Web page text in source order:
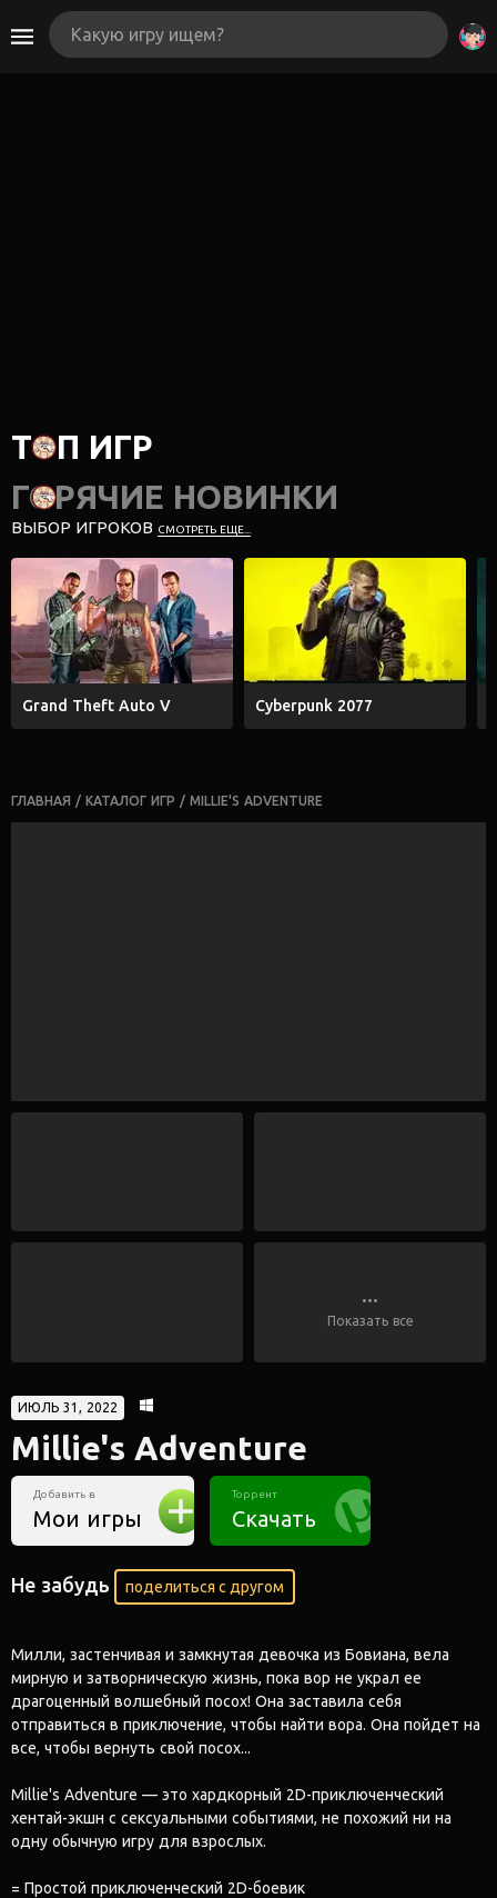
ТОП ИГР
ГОРЯЧИЕ НОВИНКИ
ВЫБОР ИГРОКОВ СМОТРЕТЬ ЕЩЕ...
Grand Theft Auto V Cyberpunk 2077
ГЛАВНАЯ / КАТАЛОГ ИГР / MILLIE'S ADVENTURE
...
Показать все
ИЮЛЬ 31, 2022
Millie's Adventure
Добавить в
Мои игры
Торрент
Скачать
Не забудь поделиться с другом
Милли, застенчивая и замкнутая девочка из Бовиана, вела
мирную и затворническую жизнь, пока вор не украл ее
драгоценный волшебный посох! Она заставила себя
отправиться в приключение, чтобы найти вора. Она пойдет на
все, чтобы вернуть свой посох...
Millie's Adventure — это хардкорный 2D-приключенческий
хентай-экшн с сексуальными событиями, не похожий ни на
одну обычную игру для взрослых.
= Простой приключенческий 2D-боевик